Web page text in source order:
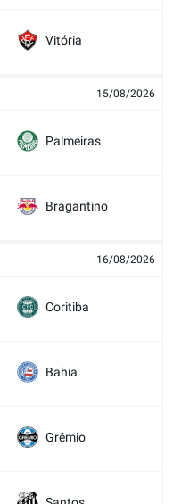
Vitória
15/08/2026
Palmeiras
Bragantino
16/08/2026
Coritiba
Bahia
Grêmio